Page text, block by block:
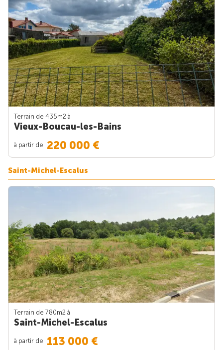
Terrain de 435m2 à
Vieux-Boucau-les-Bains
à partir de 220 000 €
Saint-Michel-Escalus
Terrain de 780m2 à
Saint-Michel-Escalus
à partir de 113 000 €